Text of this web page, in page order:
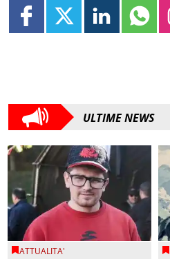
ULTIME NEWS
ATTUALITA'